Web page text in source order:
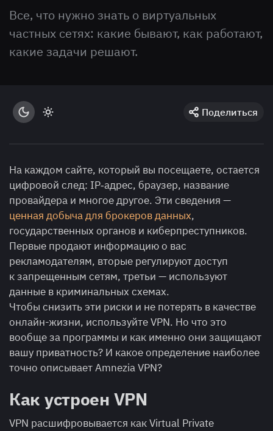
Все, что нужно знать о виртуальных
частных сетях: какие бывают, как работают,
какие задачи решают.
Поделиться
На каждом сайте, который вы посещаете, остается
цифровой след: IP‑адрес, браузер, название
провайдера и многое другое. Эти сведения —
ценная добыча для брокеров данных,
государственных органов и киберпреступников.
Первые продают информацию о вас
рекламодателям, вторые регулируют доступ
к запрещенным сетям, третьи — используют
данные в криминальных схемах.
Чтобы снизить эти риски и не потерять в качестве
онлайн-жизни, используйте VPN. Но что это
вообще за программы и как именно они защищают
вашу приватность? И какое определение наиболее
точно описывает Amnezia VPN?
Как устроен VPN
VPN расшифровывается как Virtual Private